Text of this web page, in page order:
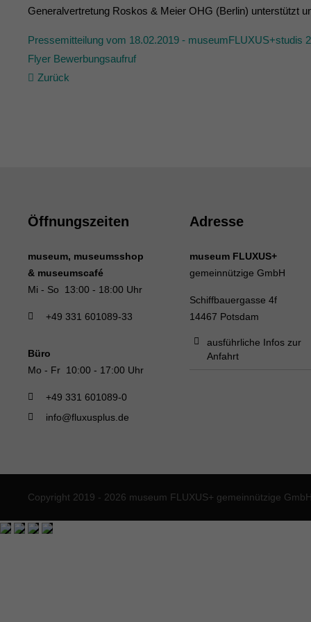
Generalvertretung Roskos & Meier OHG (Berlin) unterstützt
Pressemitteilung vom 18.02.2019 - museumFLUXUS+studis
Flyer Bewerbungsaufruf
Zurück
Öffnungszeiten
museum, museumsshop
& museumscafé
Mi - So 13:00 - 18:00 Uhr
+49 331 601089-33
Büro
Mo - Fr 10:00 - 17:00 Uhr
+49 331 601089-0
info@fluxusplus.de
Adresse
museum FLUXUS+
gemeinnützige GmbH
Schiffbauergasse 4f
14467 Potsdam
ausführliche Infos zur
Anfahrt
Copyright 2019 - 2026 museum FLUXUS+ gemeinnützige